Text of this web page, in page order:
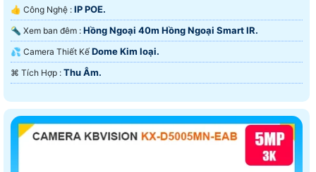
👍 Công Nghệ : IP POE.
🔦 Xem ban đêm : Hồng Ngoại 40m Hồng Ngoại Smart IR.
💦 Camera Thiết Kế Dome Kim loại.
️⌘ Tích Hợp : Thu Âm.